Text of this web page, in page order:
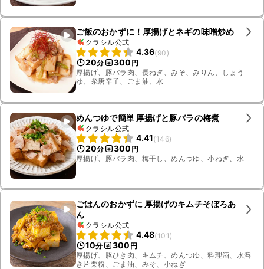
ご飯のおかずに！厚揚げとネギの味噌炒め
クラシル公式
4.36(90 )
20分 300 円
厚揚げ、豚バラ肉、長ねぎ、みそ、みりん、しょう
ゆ、糸唐辛子、ごま油、水
めんつゆで簡単 厚揚げと豚バラの梅煮
クラシル公式
4.41(146)
20分 300 円
厚揚げ、豚バラ肉、梅干し、めんつゆ、小ねぎ、水
ごはんのおかずに 厚揚げのキムチそぼろあ
ん
クラシル公式
4.48(101 )
10分 300 円
厚揚げ、豚ひき肉、キムチ、めんつゆ、料理酒、水溶
き片栗粉、ごま油、みそ、小ねぎ